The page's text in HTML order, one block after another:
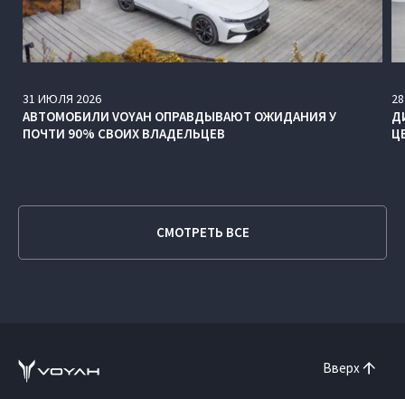
31 ИЮЛЯ 2026
АВТОМОБИЛИ VOYAH ОПРАВДЫВАЮТ ОЖИДАНИЯ У
ПОЧТИ 90% СВОИХ ВЛАДЕЛЬЦЕВ
28
СМОТРЕТЬ ВСЕ
Вверх